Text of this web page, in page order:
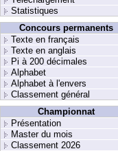
Statistiques
Concours permanents
Texte en français
Texte en anglais
Pi à 200 décimales
Alphabet
Alphabet à l'envers
Classement général
Championnat
Présentation
Master du mois
Classement 2026